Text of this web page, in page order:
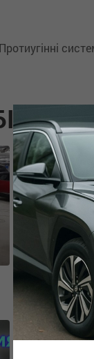
Протиугінні
Супутникові
Замки капота
Блокіратори
GSM трекер-
Технологія iCAN
Захист від
Додаткове
Nissan X-